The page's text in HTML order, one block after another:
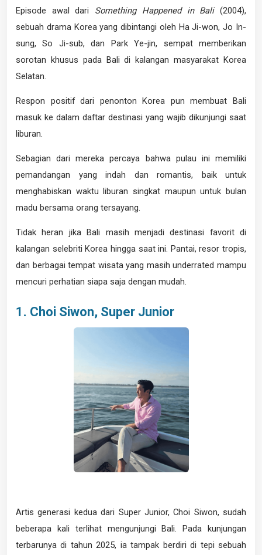
Episode awal dari Something Happened in Bali(2004),
sebuah drama Korea yang dibintangi oleh Ha Ji-won, Jo In-
sung, So Ji-sub, dan Park Ye-jin, sempat memberikan
sorotan khusus pada Bali di kalangan masyarakat Korea
Selatan.
Respon positif dari penonton Korea pun membuat Bali
masuk ke dalam daftar destinasi yang wajib dikunjungi saat
liburan.
Sebagian dari mereka percaya bahwa pulau ini memiliki
pemandangan yang indah dan romantis, baik untuk
menghabiskan waktu liburan singkat maupun untuk bulan
madu bersama orang tersayang.
Tidak heran jika Bali masih menjadi destinasi favorit di
kalangan selebriti Korea hingga saat ini. Pantai, resor tropis,
dan berbagai tempat wisata yang masih underrated mampu
mencuri perhatian siapa saja dengan mudah.
1. Choi Siwon, Super Junior
Artis generasi kedua dari Super Junior, Choi Siwon, sudah
beberapa kali terlihat mengunjungi Bali. Pada kunjungan
terbarunya di tahun 2025, ia tampak berdiri di tepi sebuah